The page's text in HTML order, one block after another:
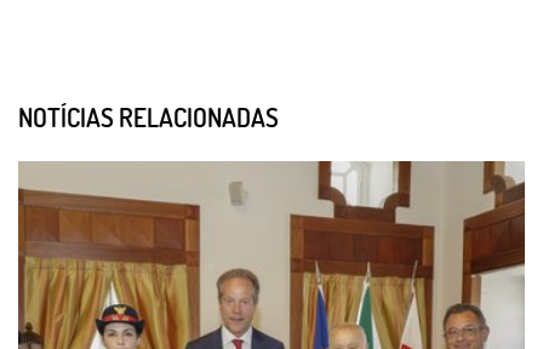
NOTÍCIAS RELACIONADAS